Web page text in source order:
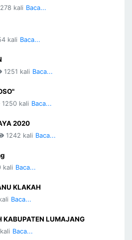
kali Baca...
kali Baca...
1251 kali Baca...
1250 kali Baca...
2020
1242 kali Baca...
kali Baca...
KLAKAH
Baca...
KABUPATEN LUMAJANG
Baca...